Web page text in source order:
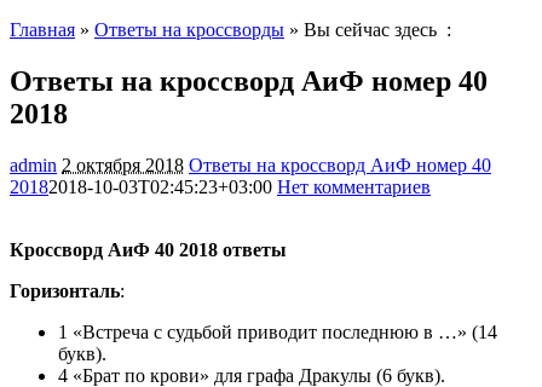
Главная » Ответы на кроссворды » Вы сейчас здесь :
Ответы на кроссворд АиФ номер 40
2018
admin 2 октября 2018 Ответы на кроссворд АиФ номер 40
20182018-10-03T02:45:23+03:00 Нет комментариев
Кроссворд АиФ 40 2018 ответы
Горизонталь:
1 «Встреча с судьбой приводит последнюю в …» (14
букв).
4 «Брат по крови» для графа Дракулы (6 букв).